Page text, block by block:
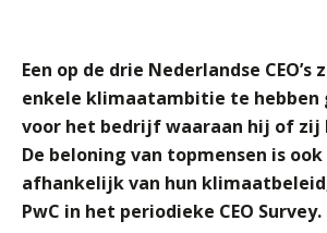
Een op de drie Nederlandse CEO’s
enkele klimaatambitie te hebben
voor het bedrijf waaraan hij of
De beloning van topmensen is
afhankelijk van hun
PwC in het periodieke CEO Survey.
zo werkt u
de autonome AI-
De curator klopt